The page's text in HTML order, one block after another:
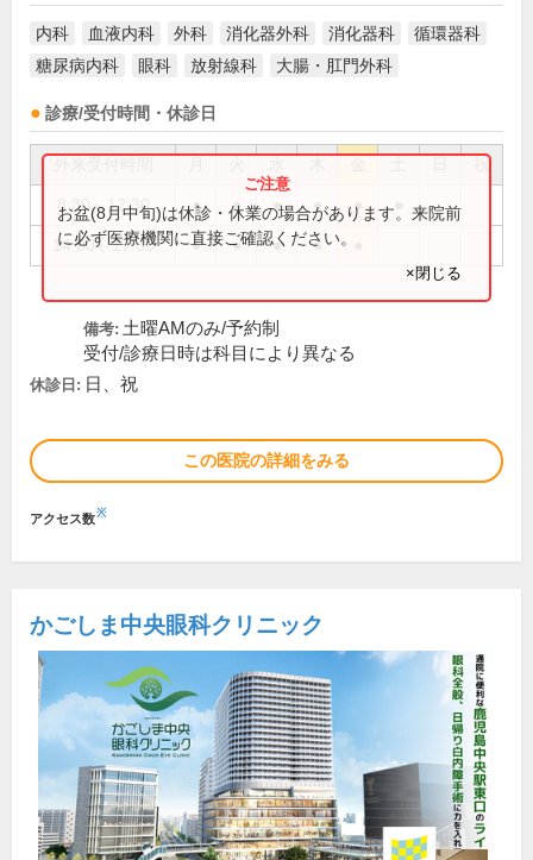
内科 血液内科 外科 消化器外科 消化器科
循環器科
糖尿病内科
眼科 放射線科 大腸・肛門外科
診療/受付時間・休診日
祝
8:30～12:30 ● ● ● ● ●
14:00～17:30 ● ● ● ●
お盆(8月中旬)は休診・休業の場合があります。来院前
に必ず医療機関に直接ご確認ください。
×閉じる
備考: 土曜AMのみ/予約制
受付/診療日時は科目により異なる
休診日: 日、祝
この医院の詳細をみる
アクセス数※
かごしま中央眼科クリニック